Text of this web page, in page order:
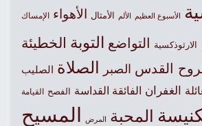
الأسبوع العظيم الألم الأمثال الأهواء الإمساك
التواضع التوبة الخطيئة
القدس الصبر الصلاة الصليب
الغفران الفائقة القداسة الفصح القيامة
المحبة المرض المسيح